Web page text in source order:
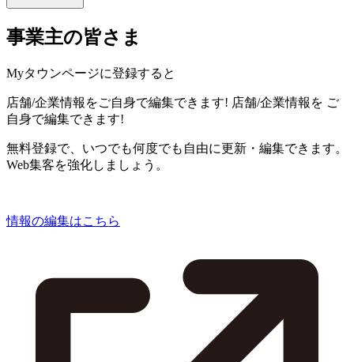
事業主の皆さま
Myタウンページに登録すると
店舗/企業情報をご自身で編集できます! 店舗/企業情報を ご
自身で編集できます!
無料登録で、いつでも何度でも自由に更新・編集できます。
Web集客を強化しましょう。
情報の編集はこちら